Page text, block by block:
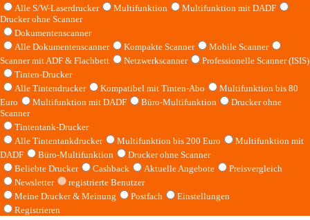
Alle S/W-Laserdrucker
Multifunktion
Multifunktion mit DADF
Drucker ohne Scanner
Dokumentenscanner
Alle Dokumentenscanner
Kompakte Scanner
Mobile Scanner
Scanner mit ADF & Flachbett
Netzwerkscanner
Professionelle Scanner (ISIS)
Tinten-Drucker
Alle Tintendrucker
Kompatibel mit Tinten-Abo
Multifunktion bis 80
Euro
Multifunktion mit DADF Büro-Multifunktion
Drucker ohne
Scanner
Tintentank-Drucker
Alle Tintentankdrucker
Multifunktion bis 200 Euro
Multifunktion mit
DADF
Büro-Multifunktion
Drucker ohne Scanner
Beliebte Drucker
Cashback Aktuelle Angebote
Preisvergleich
Newsletter
registrierte Benutzer
Meine Drucker & Meinung
Postfach
Einstellungen
Registrieren